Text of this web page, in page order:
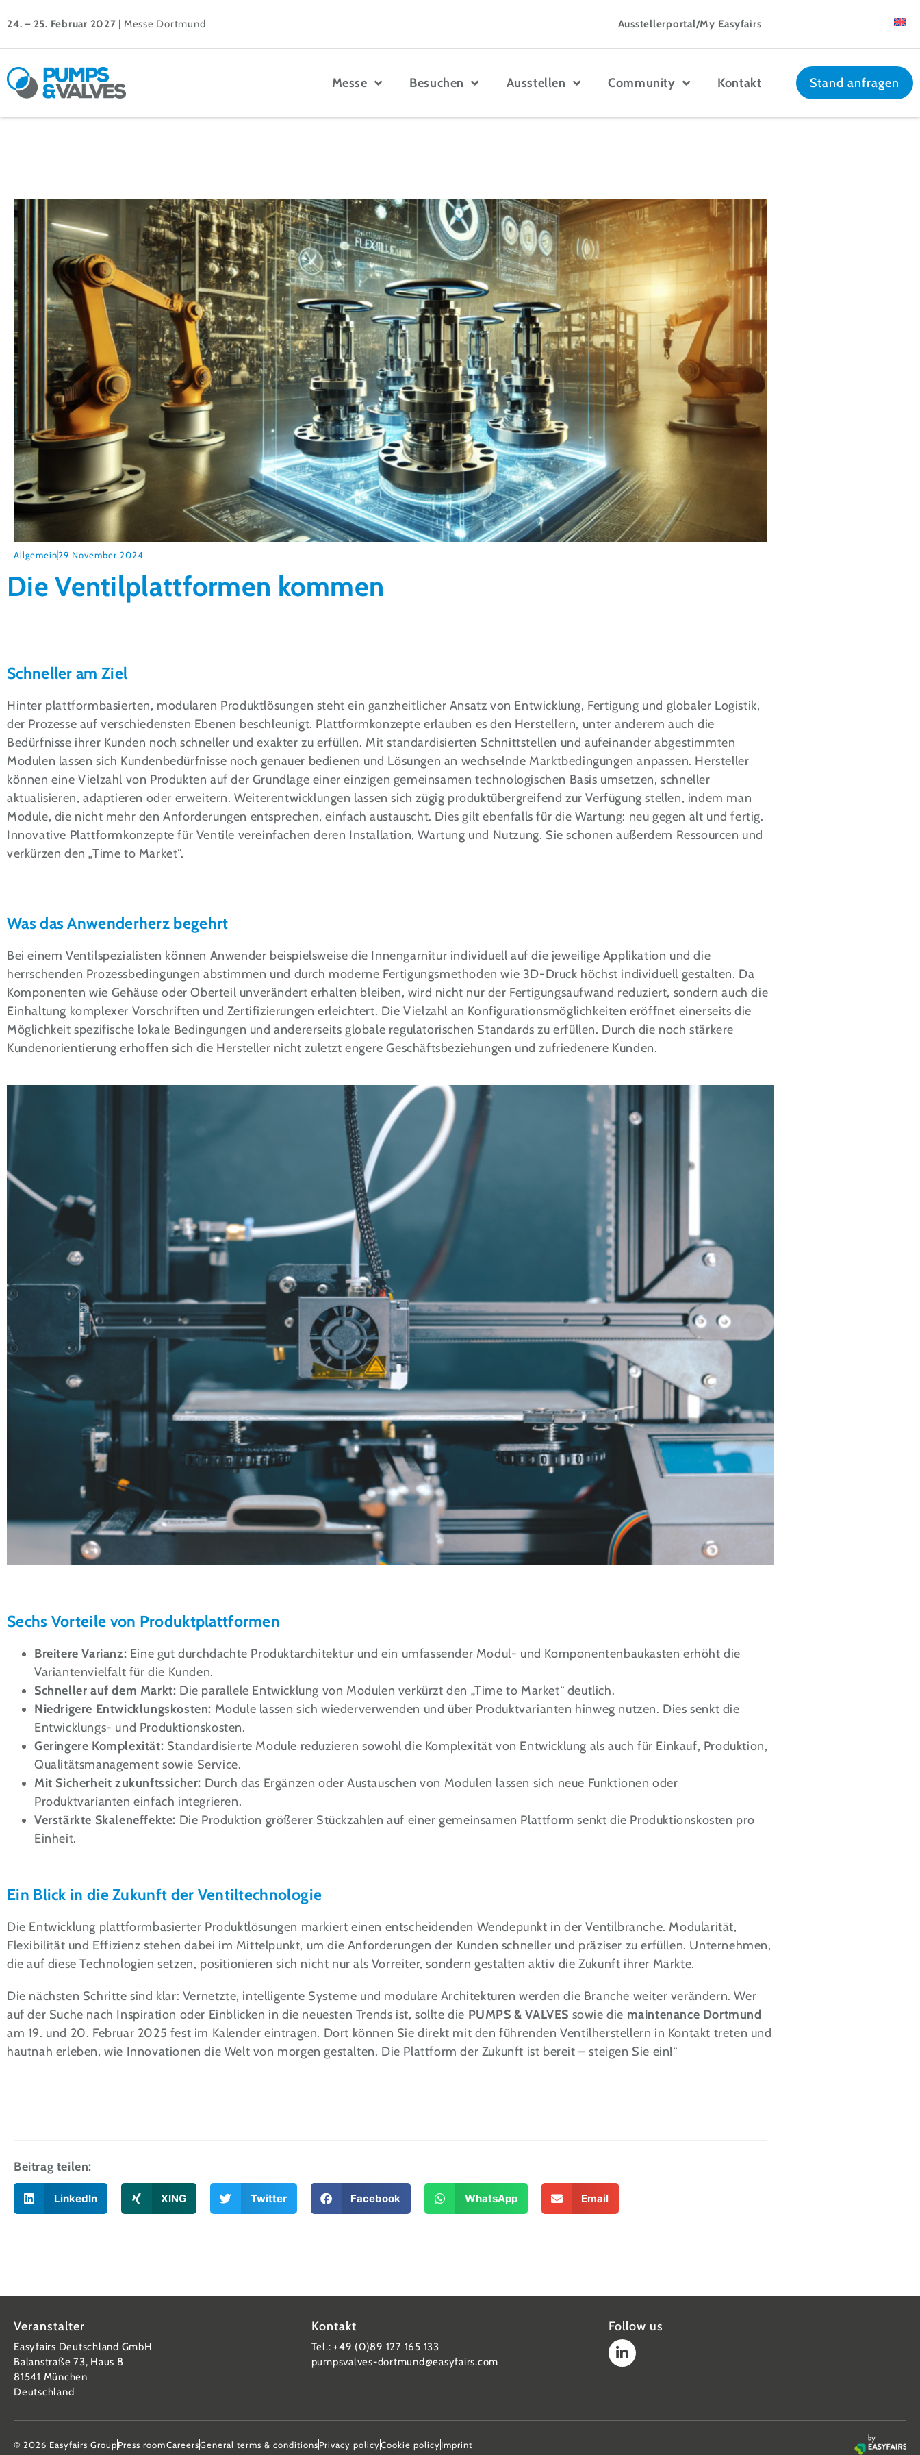
24. – 25. Februar 2027 | Messe Dortmund Ausstellerportal/My Easyfairs
Messe Besuchen Ausstellen Community Kontakt Stand anfragen
Allgemein29 November 2024
Die Ventilplattformen kommen
Schneller am Ziel
Hinter plattformbasierten, modularen Produktlösungen steht ein ganzheitlicher Ansatz von Entwicklung, Fertigung und globaler Logistik,
der Prozesse auf verschiedensten Ebenen beschleunigt. Plattformkonzepte erlauben es den Herstellern, unter anderem auch die
Bedürfnisse ihrer Kunden noch schneller und exakter zu erfüllen. Mit standardisierten Schnittstellen und aufeinander abgestimmten
Modulen lassen sich Kundenbedürfnisse noch genauer bedienen und Lösungen an wechselnde Marktbedingungen anpassen. Hersteller
können eine Vielzahl von Produkten auf der Grundlage einer einzigen gemeinsamen technologischen Basis umsetzen, schneller
aktualisieren, adaptieren oder erweitern. Weiterentwicklungen lassen sich zügig produktübergreifend zur Verfügung stellen, indem man
Module, die nicht mehr den Anforderungen entsprechen, einfach austauscht. Dies gilt ebenfalls für die Wartung: neu gegen alt und fertig.
Innovative Plattformkonzepte für Ventile vereinfachen deren Installation, Wartung und Nutzung. Sie schonen außerdem Ressourcen und
verkürzen den „Time to Market“.
Was das Anwenderherz begehrt
Bei einem Ventilspezialisten können Anwender beispielsweise die Innengarnitur individuell auf die jeweilige Applikation und die
herrschenden Prozessbedingungen abstimmen und durch moderne Fertigungsmethoden wie 3D-Druck höchst individuell gestalten. Da
Komponenten wie Gehäuse oder Oberteil unverändert erhalten bleiben, wird nicht nur der Fertigungsaufwand reduziert, sondern auch die
Einhaltung komplexer Vorschriften und Zertifizierungen erleichtert. Die Vielzahl an Konfigurationsmöglichkeiten eröffnet einerseits die
Möglichkeit spezifische lokale Bedingungen und andererseits globale regulatorischen Standards zu erfüllen. Durch die noch stärkere
Kundenorientierung erhoffen sich die Hersteller nicht zuletzt engere Geschäftsbeziehungen und zufriedenere Kunden.
Sechs Vorteile von Produktplattformen
Breitere Varianz: Eine gut durchdachte Produktarchitektur und ein umfassender Modul- und Komponentenbaukasten erhöht die
Variantenvielfalt für die Kunden.
Schneller auf dem Markt: Die parallele Entwicklung von Modulen verkürzt den „Time to Market“ deutlich.
Niedrigere Entwicklungskosten: Module lassen sich wiederverwenden und über Produktvarianten hinweg nutzen. Dies senkt die
Entwicklungs- und Produktionskosten.
Geringere Komplexität: Standardisierte Module reduzieren sowohl die Komplexität von Entwicklung als auch für Einkauf, Produktion,
Qualitätsmanagement sowie Service.
Mit Sicherheit zukunftssicher: Durch das Ergänzen oder Austauschen von Modulen lassen sich neue Funktionen oder
Produktvarianten einfach integrieren.
Verstärkte Skaleneffekte: Die Produktion größerer Stückzahlen auf einer gemeinsamen Plattform senkt die Produktionskosten pro
Einheit.
Ein Blick in die Zukunft der Ventiltechnologie
Die Entwicklung plattformbasierter Produktlösungen markiert einen entscheidenden Wendepunkt in der Ventilbranche. Modularität,
Flexibilität und Effizienz stehen dabei im Mittelpunkt, um die Anforderungen der Kunden schneller und präziser zu erfüllen. Unternehmen,
die auf diese Technologien setzen, positionieren sich nicht nur als Vorreiter, sondern gestalten aktiv die Zukunft ihrer Märkte.
Die nächsten Schritte sind klar: Vernetzte, intelligente Systeme und modulare Architekturen werden die Branche weiter verändern. Wer
auf der Suche nach Inspiration oder Einblicken in die neuesten Trends ist, sollte die PUMPS & VALVES sowie die maintenance Dortmund
am 19. und 20. Februar 2025 fest im Kalender eintragen. Dort können Sie direkt mit den führenden Ventilherstellern in Kontakt treten und
hautnah erleben, wie Innovationen die Welt von morgen gestalten. Die Plattform der Zukunft ist bereit – steigen Sie ein!“
Beitrag teilen:
LinkedIn XING Twitter Facebook WhatsApp Email
Veranstalter
Easyfairs Deutschland GmbH
Balanstraße 73, Haus 8
81541 München
Deutschland
Kontakt
Tel.: +49 (0)89 127 165 133
pumpsvalves-dortmund@easyfairs.com
Follow us
© 2026 Easyfairs GroupPress roomCareersGeneral terms & conditionsPrivacy policyCookie policyImprint